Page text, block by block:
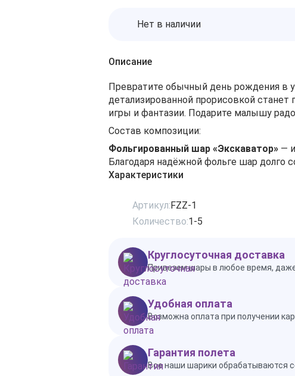
Нет в наличии
Описание
Превратите обычный день рождения в
детализированной прорисовкой
игры и фантазии. Подарите малышу
Состав композиции:
Фольгированный шар «Экскаватор» —
Благодаря надёжной фольге шар долго
Характеристики
Артикул:FZZ-1
Количество:1-5
Круглосуточная доставка
Привезем шары в любое время,
Удобная оплата
Возможна оплата при получении
Гарантия полета
Все наши шарики обрабатываются